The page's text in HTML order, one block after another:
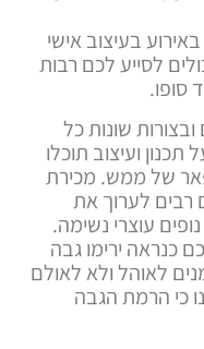
בעיצוב אישי
לסייע לכם רבות
סופו.
שונות כל
ועיצוב תוכלו
של ממש. מכירת
רבים לערוך את
עוצרי נשימה.
כנראה ירימו גבה
לאוהל ולא לאולם
כי הרמת הגבה